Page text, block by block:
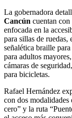
La gobernadora
Cancún cuentan con
enfocada en la
para sillas de ruedas,
señalética braille
para adultos
cámaras de
para bicicletas.
Rafael Hernández
con dos
cero” y la ruta